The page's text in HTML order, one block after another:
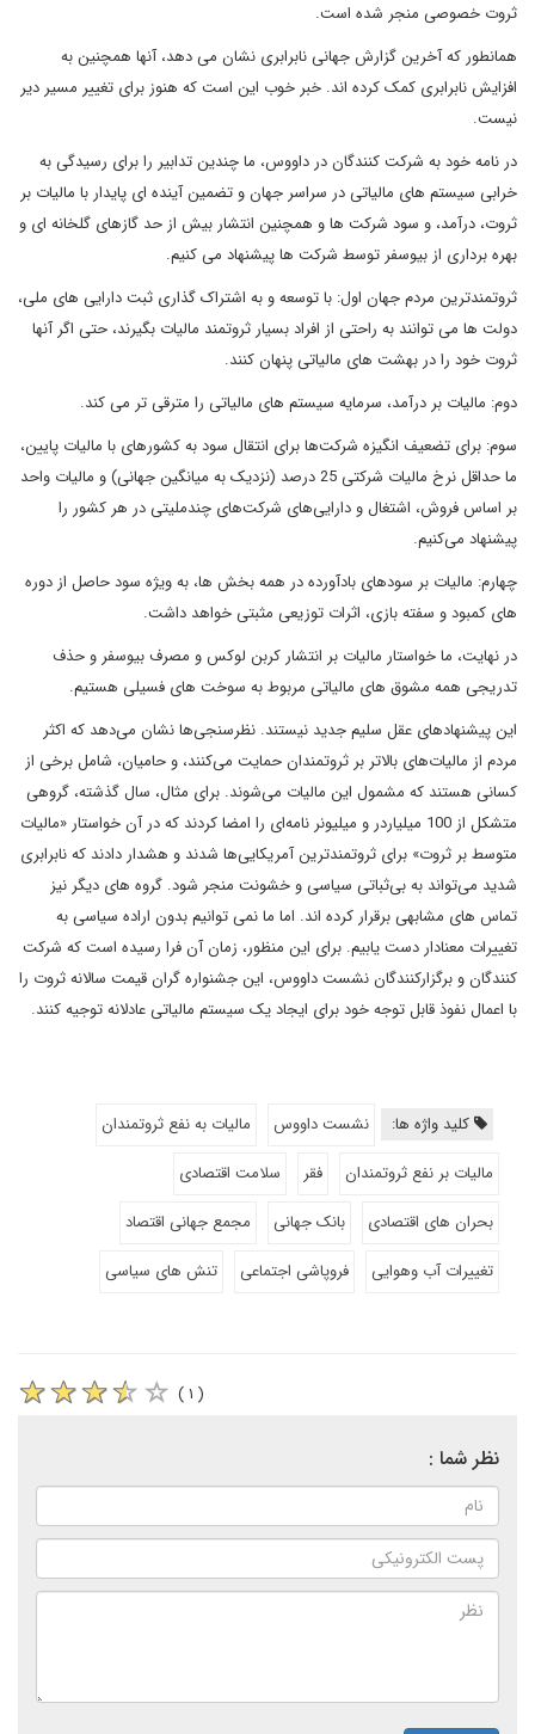
ثروت خصوصی منجر شده است.
همانطور که آخرین گزارش جهانی نابرابری نشان می دهد، آنها همچنین به
افزایش نابرابری کمک کرده اند. خبر خوب این است که هنوز برای تغییر مسیر دیر
نیست.
در نامه خود به شرکت کنندگان در داووس، ما چندین تدابیر را برای رسیدگی به
خرابی سیستم های مالیاتی در سراسر جهان و تضمین آینده ای پایدار با مالیات بر
ثروت، درآمد، و سود شرکت ها و همچنین انتشار بیش از حد گازهای گلخانه ای و
بهره برداری از بیوسفر توسط شرکت ها پیشنهاد می کنیم.
ثروتمندترین مردم جهان اول: با توسعه و به اشتراک گذاری ثبت دارایی های ملی،
دولت ها می توانند به راحتی از افراد بسیار ثروتمند مالیات بگیرند، حتی اگر آنها
ثروت خود را در بهشت های مالیاتی پنهان کنند.
دوم: مالیات بر درآمد، سرمایه سیستم های مالیاتی را مترقی تر می کند.
سوم: برای تضعیف انگیزه‌ شرکت‌ها برای انتقال سود به کشورهای با مالیات پایین،
ما حداقل نرخ مالیات شرکتی 25 درصد (نزدیک به میانگین جهانی) و مالیات واحد
بر اساس فروش، اشتغال و دارایی‌های شرکت‌های چندملیتی در هر کشور را
پیشنهاد می‌کنیم.
چهارم: مالیات بر سودهای بادآورده در همه بخش ها، به ویژه سود حاصل از دوره
های کمبود و سفته بازی، اثرات توزیعی مثبتی خواهد داشت.
در نهایت، ما خواستار مالیات بر انتشار کربن لوکس و مصرف بیوسفر و حذف
تدریجی همه مشوق های مالیاتی مربوط به سوخت های فسیلی هستیم.
این پیشنهادهای عقل سلیم جدید نیستند. نظرسنجی‌ها نشان می‌دهد که اکثر
مردم از مالیات‌های بالاتر بر ثروتمندان حمایت می‌کنند، و حامیان، شامل برخی از
کسانی هستند که مشمول این مالیات می‌شوند. برای مثال، سال گذشته، گروهی
متشکل از 100 میلیاردر و میلیونر نامه‌ای را امضا کردند که در آن خواستار «مالیات
متوسط بر ثروت» برای ثروتمندترین آمریکایی‌ها شدند و هشدار دادند که نابرابری
شدید می‌تواند به بی‌ثباتی سیاسی و خشونت منجر شود. گروه های دیگر نیز
تماس های مشابهی برقرار کرده اند. اما ما نمی توانیم بدون اراده سیاسی به
تغییرات معنادار دست یابیم. برای این منظور، زمان آن فرا رسیده است که شرکت
کنندگان و برگزارکنندگان نشست داووس، این جشنواره گران قیمت سالانه ثروت را
با اعمال نفوذ قابل توجه خود برای ایجاد یک سیستم مالیاتی عادلانه توجیه کنند.
کلید واژه ها: نشست داووس
مالیات به نفع ثروتمندان
مالیات بر نفع ثروتمندان
فقر
سلامت اقتصادی
بحران های اقتصادی
بانک جهانی
مجمع جهانی اقتصاد
تغییرات آب وهوایی
فروپاشی اجتماعی تنش های سیاسی
( ۱ )
نظر شما :